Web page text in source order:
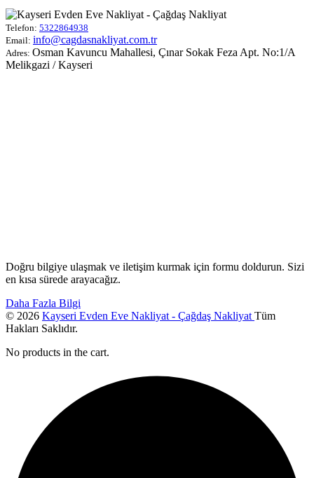
Telefon: 5322864938
Email: info@cagdasnakliyat.com.tr
Adres: Osman Kavuncu Mahallesi, Çınar Sokak Feza Apt. No:1/A
Melikgazi / Kayseri
Doğru bilgiye ulaşmak ve iletişim kurmak için formu doldurun. Sizi
en kısa sürede arayacağız.
Daha Fazla Bilgi
© 2026 Kayseri Evden Eve Nakliyat - Çağdaş Nakliyat Tüm
Hakları Saklıdır.
No products in the cart.